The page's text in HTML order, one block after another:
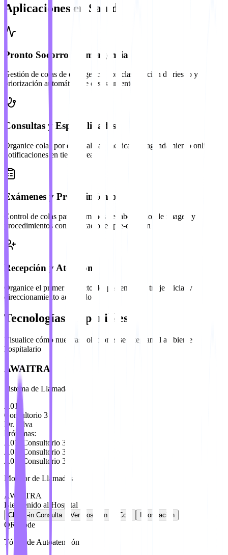
Aplicaciones en Salud
Pronto Socorro y Emergencia
Gestión de colas de emergencia con clasificación de riesgo y
priorización automática de casos urgentes
Consultas y Especialidades
Organice colas por especialidad médica con agendamiento online y
notificaciones en tiempo real
Exámenes y Procedimientos
Control de colas para exámenes de laboratorio, de imagen y
procedimientos con orientaciones pre-examen
Recepción y Atención
Organice el primer contacto del paciente con triaje inicial y
direccionamiento adecuado
Tecnologías Disponibles
Visualice cómo nuestras soluciones se integran al ambiente
hospitalario
AWAITRA
Sistema de Llamadas
A012
Consultorio 3
Dr. Silva
Próximas:
A013
Consultorio 3
A014
Consultorio 3
A015
Consultorio 3
Monitor de Llamadas
AWAITRA
Bienvenido al Hospital
Check-in Consulta Ver Posición en Cola Información
QR Code
Tótem de Autoatención